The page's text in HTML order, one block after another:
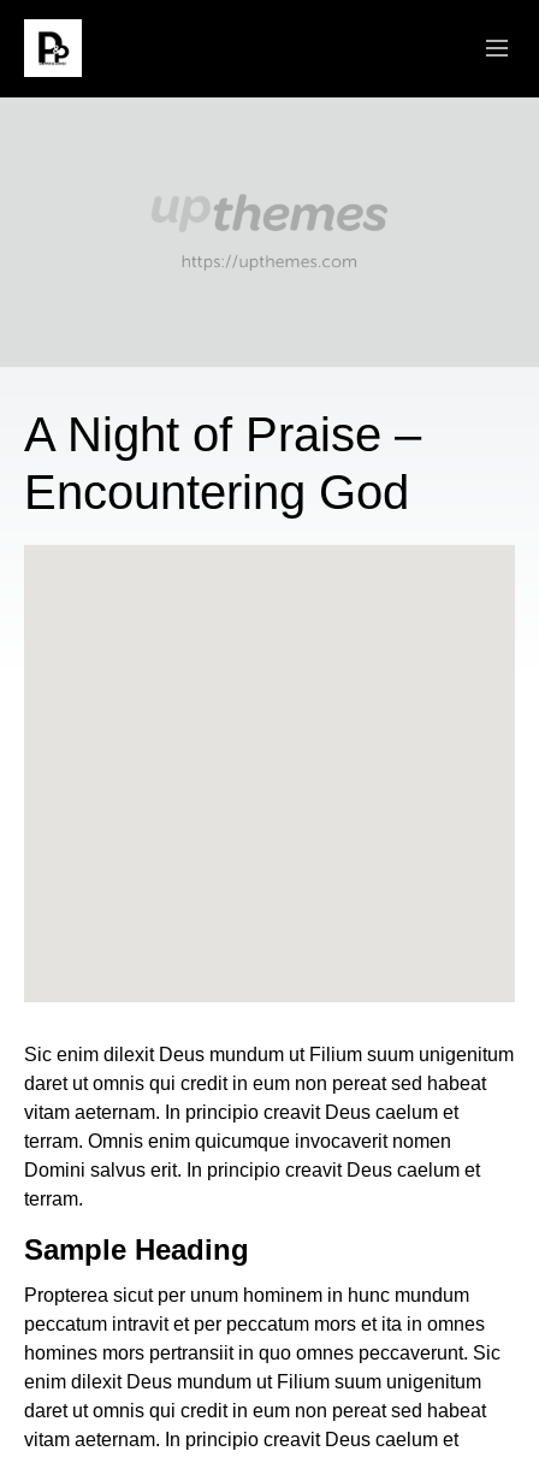
A Night of Praise –
Encountering God
Sic enim dilexit Deus mundum ut Filium suum unigenitum
daret ut omnis qui credit in eum non pereat sed habeat
vitam aeternam. In principio creavit Deus caelum et
terram. Omnis enim quicumque invocaverit nomen
Domini salvus erit. In principio creavit Deus caelum et
terram.
Sample Heading
Propterea sicut per unum hominem in hunc mundum
peccatum intravit et per peccatum mors et ita in omnes
homines mors pertransiit in quo omnes peccaverunt. Sic
enim dilexit Deus mundum ut Filium suum unigenitum
daret ut omnis qui credit in eum non pereat sed habeat
vitam aeternam. In principio creavit Deus caelum et